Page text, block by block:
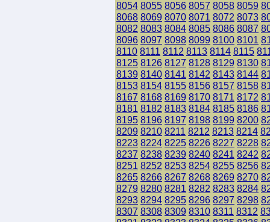
8054 8055 8056 8057 8058 8059
8068 8069 8070 8071 8072 8073
8082 8083 8084 8085 8086 8087
8096 8097 8098 8099 8100 8101
8110 8111 8112 8113 8114 8115
8125 8126 8127 8128 8129 8130
8139 8140 8141 8142 8143 8144
8153 8154 8155 8156 8157 8158
8167 8168 8169 8170 8171 8172
8181 8182 8183 8184 8185 8186
8195 8196 8197 8198 8199 8200
8209 8210 8211 8212 8213 8214
8223 8224 8225 8226 8227 8228
8237 8238 8239 8240 8241 8242
8251 8252 8253 8254 8255 8256
8265 8266 8267 8268 8269 8270
8279 8280 8281 8282 8283 8284
8293 8294 8295 8296 8297 8298
8307 8308 8309 8310 8311 8312